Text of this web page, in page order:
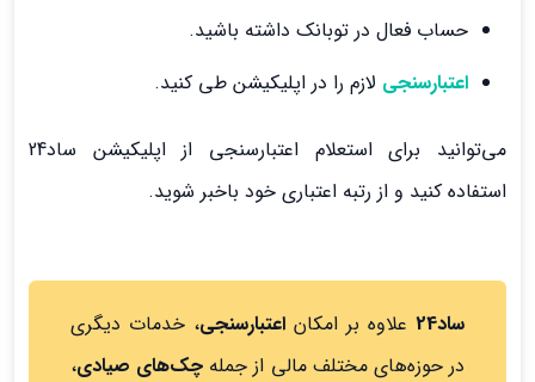
حساب فعال در توبانک داشته باشید.
اعتبارسنجی لازم را در اپلیکیشن طی کنید.
می‌توانید برای استعلام اعتبارسنجی از اپلیکیشن ساد24
استفاده کنید و از رتبه اعتباری خود باخبر شوید.
ساد24 علاوه بر امکان اعتبارسنجی، خدمات دیگری
در حوزه‌های مختلف مالی از جمله چک‌های صیادی،